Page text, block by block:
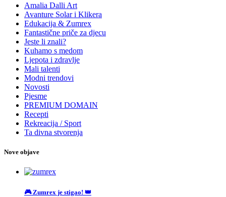
Amalia Dalli Art
Avanture Solar i Klikera
Edukacija & Zumrex
Fantastične priče za djecu
Jeste li znali?
Kuhamo s medom
Ljepota i zdravlje
Mali talenti
Modni trendovi
Novosti
Pjesme
PREMIUM DOMAIN
Recepti
Rekreacija / Sport
Ta divna stvorenja
Nove objave
🎮 Zumrex je stigao! 👑